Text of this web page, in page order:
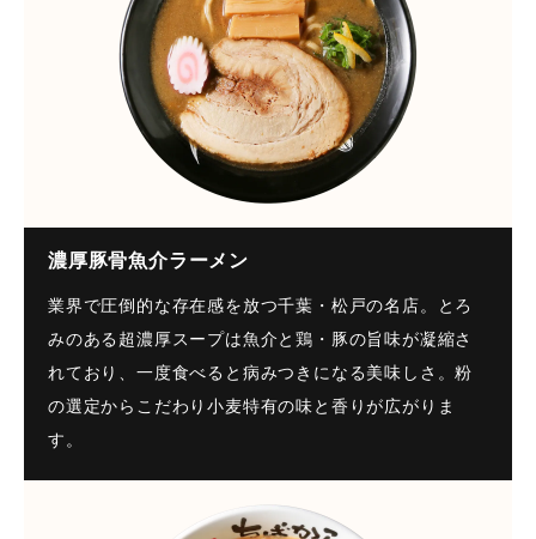
濃厚豚骨魚介ラーメン
業界で圧倒的な存在感を放つ千葉・松戸の名店。とろ
みのある超濃厚スープは魚介と鶏・豚の旨味が凝縮さ
れており、一度食べると病みつきになる美味しさ。粉
の選定からこだわり小麦特有の味と香りが広がりま
す。